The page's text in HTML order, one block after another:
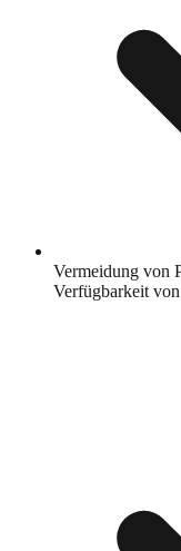
Vermeidung von
Verfügbarkeit